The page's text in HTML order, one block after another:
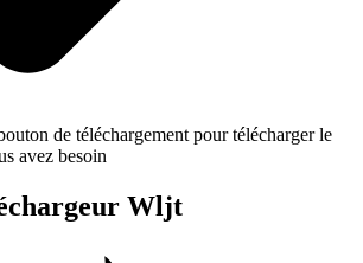
de téléchargement pour télécharger le
avez besoin
Wljt